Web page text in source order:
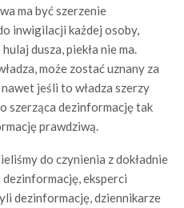
ma być szerzenie
inwigilacji każdej osoby,
dusza, piekła nie ma.
może zostać uznany za
jeśli to władza szerzy
szerząca dezinformację tak
prawdziwą.
do czynienia z dokładnie
dezinformację, eksperci
dezinformację, dziennikarze